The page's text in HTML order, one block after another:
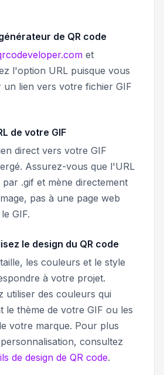
de QR code
et
l'option URL puisque vous
un lien vers votre fichier GIF
de votre GIF
direct vers votre GIF
Assurez-vous que l'URL
par .gif et mène directement
pas à une page web
GIF.
le design du QR code
les couleurs et le style
à votre projet.
utiliser des couleurs qui
le thème de votre GIF ou les
votre marque. Pour plus
consultez
de design de QR code.